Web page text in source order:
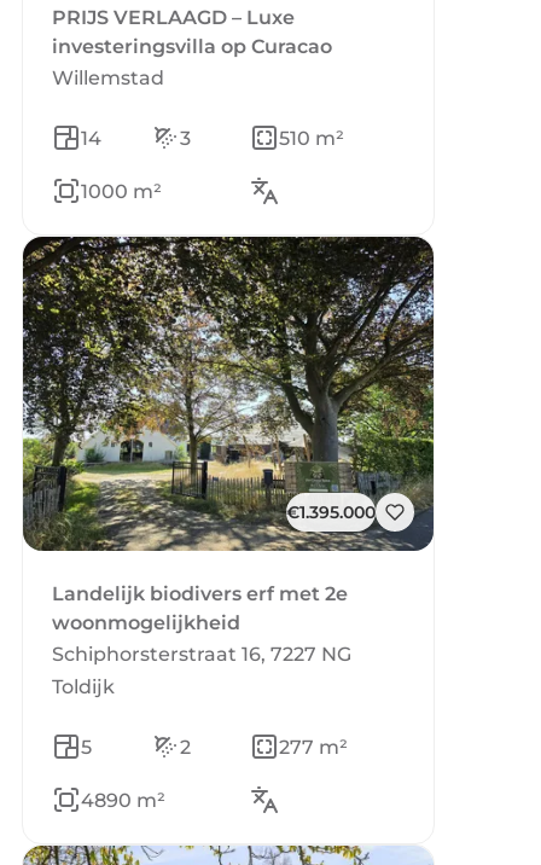
PRIJS VERLAAGD – Luxe
investeringsvilla op Curacao
Willemstad
14 3 510 m²
1000 m²
€1.395.000
Landelijk biodivers erf met 2e
woonmogelijkheid
Schiphorsterstraat 16, 7227 NG
Toldijk
5 2 277 m²
4890 m²